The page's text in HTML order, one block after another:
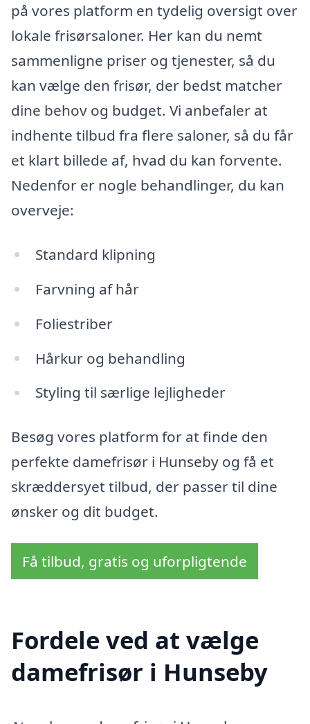
på vores platform en tydelig oversigt over
lokale frisørsaloner. Her kan du nemt
sammenligne priser og tjenester, så du
kan vælge den frisør, der bedst matcher
dine behov og budget. Vi anbefaler at
indhente tilbud fra flere saloner, så du får
et klart billede af, hvad du kan forvente.
Nedenfor er nogle behandlinger, du kan
overveje:
Standard klipning
Farvning af hår
Foliestriber
Hårkur og behandling
Styling til særlige lejligheder
Besøg vores platform for at finde den
perfekte damefrisør i Hunseby og få et
skræddersyet tilbud, der passer til dine
ønsker og dit budget.
Få tilbud, gratis og uforpligtende
Fordele ved at vælge
damefrisør i Hunseby